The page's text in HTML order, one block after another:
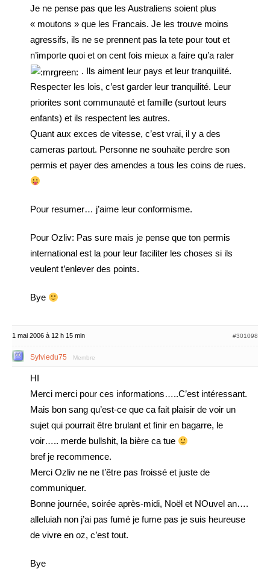
Je ne pense pas que les Australiens soient plus
« moutons » que les Francais. Je les trouve moins
agressifs, ils ne se prennent pas la tete pour tout et
n’importe quoi et on cent fois mieux a faire qu’a raler
. Ils aiment leur pays et leur tranquilité.
Respecter les lois, c’est garder leur tranquilité. Leur
priorites sont communauté et famille (surtout leurs
enfants) et ils respectent les autres.
Quant aux exces de vitesse, c’est vrai, il y a des
cameras partout. Personne ne souhaite perdre son
permis et payer des amendes a tous les coins de rues.
Pour resumer… j’aime leur conformisme.
Pour Ozliv: Pas sure mais je pense que ton permis
international est la pour leur faciliter les choses si ils
veulent t’enlever des points.
Bye
1 mai 2006 à 12 h 15 min #301098
Sylviedu75 Membre
HI
Merci merci pour ces informations…..C’est intéressant.
Mais bon sang qu’est-ce que ca fait plaisir de voir un
sujet qui pourrait être brulant et finir en bagarre, le
voir….. merde bullshit, la bière ca tue
bref je recommence.
Merci Ozliv ne ne t’être pas froissé et juste de
communiquer.
Bonne journée, soirée après-midi, Noël et NOuvel an….
alleluiah non j’ai pas fumé je fume pas je suis heureuse
de vivre en oz, c’est tout.
Bye